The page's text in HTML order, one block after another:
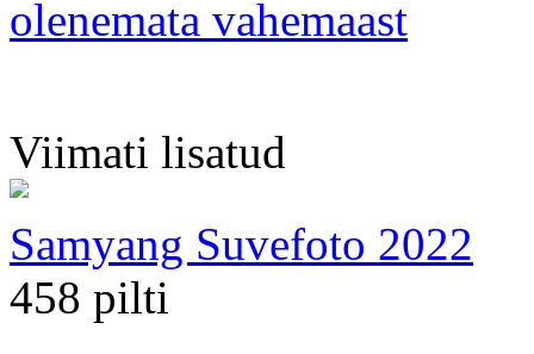
olenemata vahemaast
Viimati lisatud
Samyang Suvefoto 2022
458 pilti